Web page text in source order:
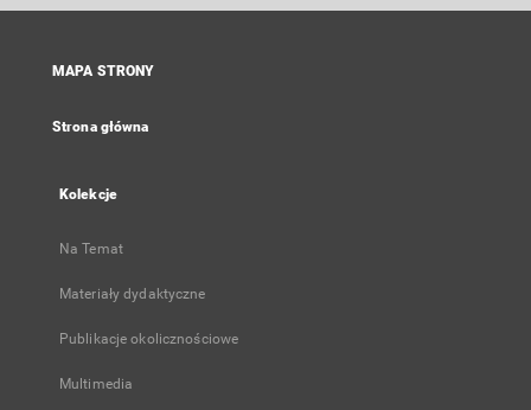
się
karcie
MAPA STRONY
Strona główna
Kolekcje
Na Temat
Materiały dydaktyczne
Publikacje okolicznościowe
Multimedia